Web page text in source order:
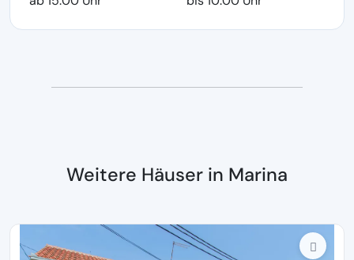
Weitere Häuser in Marina